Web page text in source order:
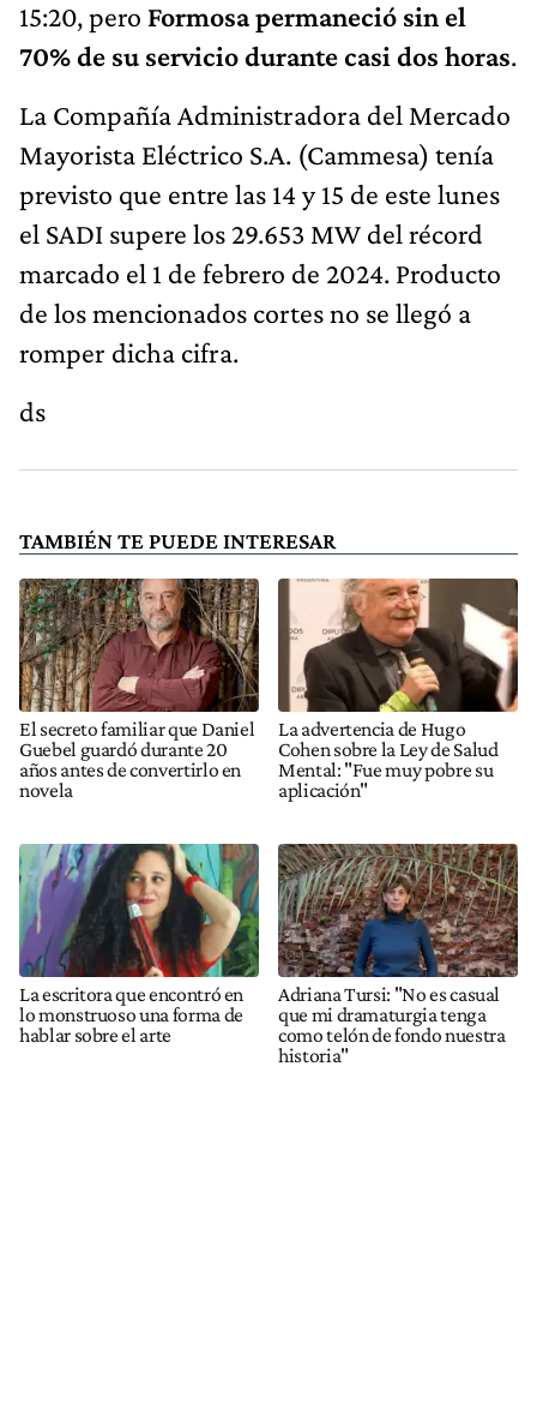
15:20, pero Formosa permaneció sin el
70% de su servicio durante casi dos horas.
La Compañía Administradora del Mercado
Mayorista Eléctrico S.A. (Cammesa) tenía
previsto que entre las 14 y 15 de este lunes
el SADI supere los 29.653 MW del récord
marcado el 1 de febrero de 2024. Producto
de los mencionados cortes no se llegó a
romper dicha cifra.
ds
TAMBIÉN TE PUEDE INTERESAR
El secreto familiar que Daniel
Guebel guardó durante 20
años antes de convertirlo en
novela
La advertencia de Hugo
Cohen sobre la Ley de Salud
Mental: "Fue muy pobre su
aplicación"
La escritora que encontró en
lo monstruoso una forma de
hablar sobre el arte
Adriana Tursi: "No es casual
que mi dramaturgia tenga
como telón de fondo nuestra
historia"